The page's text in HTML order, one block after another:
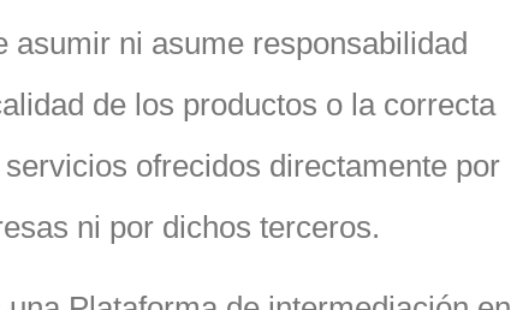
asumir ni asume responsabilidad
de los productos o la correcta
ofrecidos directamente por
ni por dichos terceros.